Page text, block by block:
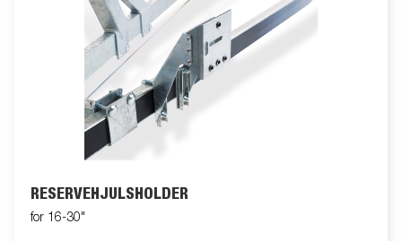
RESERVEHJULSHOLDER
for 16-30"